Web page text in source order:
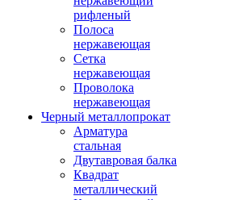
рифленый
Полоса
нержавеющая
Сетка
нержавеющая
Проволока
нержавеющая
Черный металлопрокат
Арматура
стальная
Двутавровая балка
Квадрат
металлический